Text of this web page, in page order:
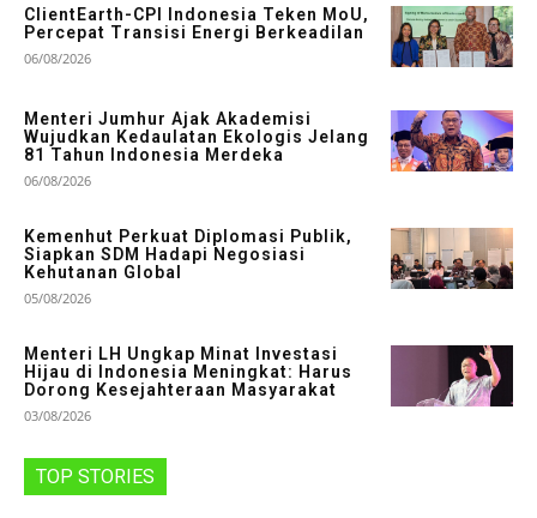
ClientEarth-CPI Indonesia Teken MoU,
Percepat Transisi Energi Berkeadilan
06/08/2026
Menteri Jumhur Ajak Akademisi
Wujudkan Kedaulatan Ekologis Jelang
81 Tahun Indonesia Merdeka
06/08/2026
Kemenhut Perkuat Diplomasi Publik,
Siapkan SDM Hadapi Negosiasi
Kehutanan Global
05/08/2026
Menteri LH Ungkap Minat Investasi
Hijau di Indonesia Meningkat: Harus
Dorong Kesejahteraan Masyarakat
03/08/2026
TOP STORIES